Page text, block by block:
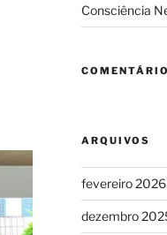
Consciência
ARQUIVOS
fevereiro 2026
dezembro